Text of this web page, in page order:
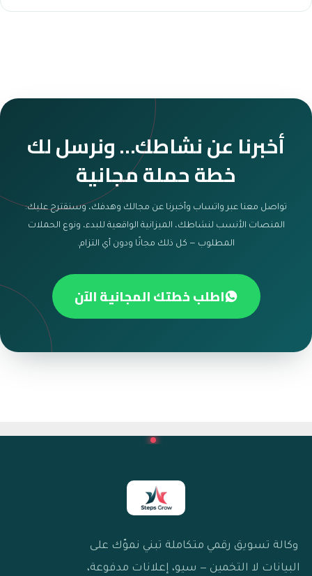
أخبرنا عن نشاطك… ونرسل لك
خطة حملة مجانية
تواصل معنا عبر واتساب وأخبرنا عن مجالك وهدفك، وسنقترح عليك:
المنصات الأنسب لنشاطك، الميزانية الواقعية للبدء، ونوع الحملات
المطلوب — كل ذلك مجانًا ودون أي التزام.
اطلب خطتك المجانية الآن
وكالة تسويق رقمي متكاملة تبني نموّك على
البيانات لا التخمين — سيو، إعلانات مدفوعة،